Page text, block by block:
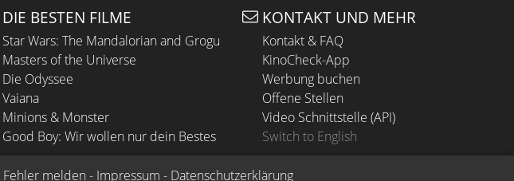
DIE BESTEN FILME
Star Wars: The Mandalorian and Grogu
Masters of the Universe
Die Odyssee
Vaiana
Minions & Monster
Good Boy: Wir wollen nur dein Bestes
KONTAKT UND MEHR
Kontakt & FAQ
KinoCheck-App
Werbung buchen
Offene Stellen
Video Schnittstelle (API)
Switch to English
Fehler melden - Impressum - Datenschutzerklärung